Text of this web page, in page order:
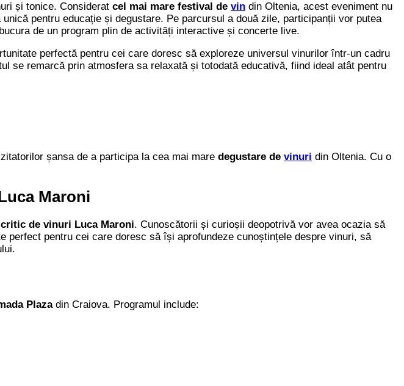
și tonice. Considerat cel mai mare festival de vin din Oltenia, acest eveniment nu
pentru educație și degustare. Pe parcursul a două zile, participanții vor putea
de un program plin de activități interactive și concerte live.
perfectă pentru cei care doresc să exploreze universul vinurilor într-un cadru
se remarcă prin atmosfera sa relaxată și totodată educativă, fiind ideal atât pentru
șansa de a participa la cea mai mare degustare de vinuri din Oltenia. Cu o
Maroni
de vinuri Luca Maroni. Cunoscătorii și curioșii deopotrivă vor avea ocazia să
pentru cei care doresc să își aprofundeze cunoștințele despre vinuri, să
Plazadin Craiova. Programul include: